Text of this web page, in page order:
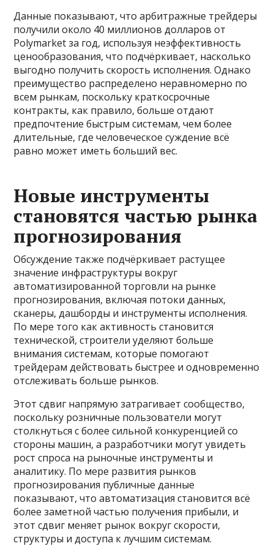
Данные показывают, что арбитражные трейдеры
получили около 40 миллионов долларов от
Polymarket за год, используя неэффективность
ценообразования, что подчёркивает, насколько
выгодно получить скорость исполнения. Однако
преимущество распределено неравномерно по
всем рынкам, поскольку краткосрочные
контракты, как правило, больше отдают
предпочтение быстрым системам, чем более
длительные, где человеческое суждение всё
равно может иметь больший вес.
Новые инструменты
становятся частью рынка
прогнозирования
Обсуждение также подчёркивает растущее
значение инфраструктуры вокруг
автоматизированной торговли на рынке
прогнозирования, включая потоки данных,
сканеры, дашборды и инструменты исполнения.
По мере того как активность становится
технической, строители уделяют больше
внимания системам, которые помогают
трейдерам действовать быстрее и одновременно
отслеживать больше рынков.
Этот сдвиг напрямую затрагивает сообщество,
поскольку розничные пользователи могут
столкнуться с более сильной конкуренцией со
стороны машин, а разработчики могут увидеть
рост спроса на рыночные инструменты и
аналитику. По мере развития рынков
прогнозирования публичные данные
показывают, что автоматизация становится всё
более заметной частью получения прибыли, и
этот сдвиг меняет рынок вокруг скорости,
структуры и доступа к лучшим системам.